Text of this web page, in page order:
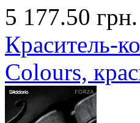
5 177.50 грн.
Краситель-
Colours,